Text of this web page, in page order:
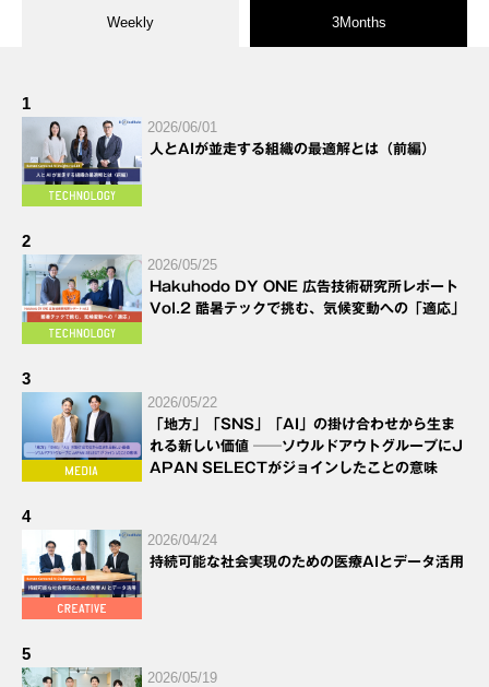
Weekly 3Months
1
2026/06/01
人とAIが並走する組織の最適解とは（前編）
2
2026/05/25
Hakuhodo DY ONE 広告技術研究所レポート
Vol.2 酷暑テックで挑む、気候変動への「適応」
3
2026/05/22
「地方」「SNS」「AI」の掛け合わせから生ま
れる新しい価値 ──ソウルドアウトグループにJ
APAN SELECTがジョインしたことの意味
4
2026/04/24
持続可能な社会実現のための医療AIとデータ活用
5
2026/05/19